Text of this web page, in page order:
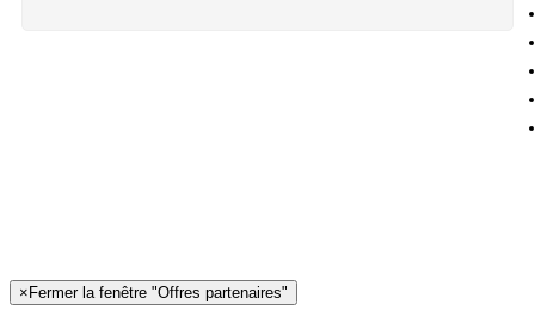
× Fermer la fenêtre "Offres partenaires"